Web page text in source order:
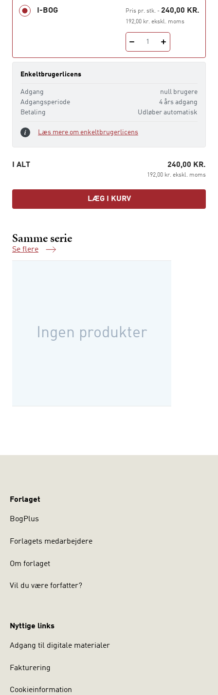
I-BOG Pris pr. stk.- 240,00 KR.
192,00 kr. ekskl. moms
1
Enkeltbrugerlicens
Adgang
null brugere
Adgangsperiode
4 års adgang
Betaling
Udløber automatisk
Læs mere om enkeltbrugerlicens
I ALT 240,00 KR.
192,00 kr. ekskl. moms
LÆG I KURV
Samme serie
Se flere
Samme serie
Ingen produkter
Forlaget
BogPlus
Forlagets medarbejdere
Om forlaget
Vil du være forfatter?
Nyttige links
Adgang til digitale materialer
Fakturering
Cookieinformation